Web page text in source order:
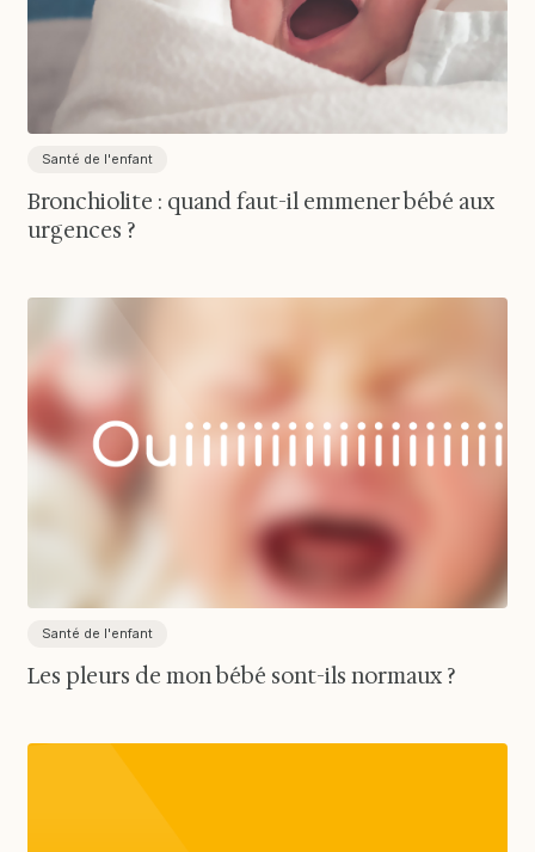
Santé de l'enfant
Bronchiolite : quand faut-il emmener bébé aux
urgences ?
Santé de l'enfant
Les pleurs de mon bébé sont-ils normaux ?